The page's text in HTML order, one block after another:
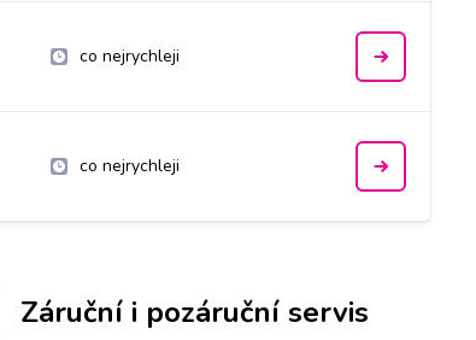
co nejrychleji
co nejrychleji
Záruční i pozáruční servis